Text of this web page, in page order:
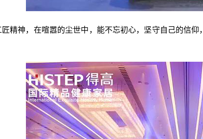
匠精神，在喧嚣的尘世中，能不忘初心，坚守自己的信